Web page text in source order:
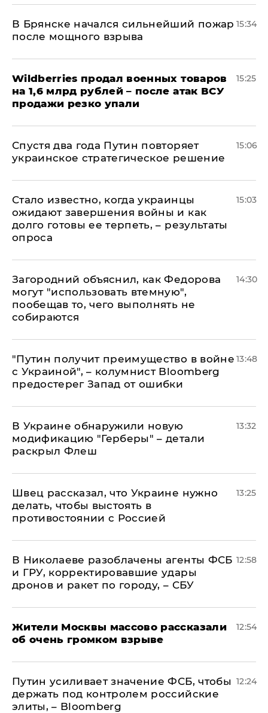
В Брянске начался сильнейший пожар
после мощного взрыва
15:34
​Wildberries продал военных товаров
на 1,6 млрд рублей – после атак ВСУ
продажи резко упали
15:25
Спустя два года Путин повторяет
украинское стратегическое решение
15:06
Стало известно, когда украинцы
ожидают завершения войны и как
долго готовы ее терпеть, – результаты
опроса
15:03
Загородний объяснил, как Федорова
могут "использовать втемную",
пообещав то, чего выполнять не
собираются
14:30
"Путин получит преимущество в войне
с Украиной", – колумнист Bloomberg
предостерег Запад от ошибки
13:48
В Украине обнаружили новую
модификацию "Герберы" – детали
раскрыл Флеш
13:32
Швец рассказал, что Украине нужно
делать, чтобы выстоять в
противостоянии с Россией
13:25
В Николаеве разоблачены агенты ФСБ
и ГРУ, корректировавшие удары
дронов и ракет по городу, – СБУ
12:58
Жители Москвы массово рассказали
об очень громком взрыве
12:54
Путин усиливает значение ФСБ, чтобы
держать под контролем российские
элиты, – Bloomberg
12:24